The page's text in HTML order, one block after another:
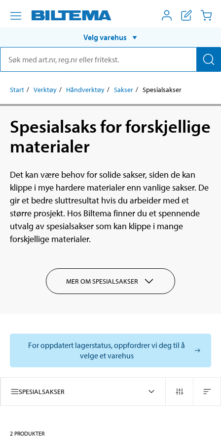
Velg varehus
Start Verktøy Håndverktøy Sakser Spesialsakser
Spesialsaks for forskjellige
materialer
Det kan være behov for solide sakser, siden de kan
klippe i mye hardere materialer enn vanlige sakser. De
gir et bedre sluttresultat hvis du arbeider med et
større prosjekt. Hos Biltema finner du et spennende
utvalg av spesialsakser som kan klippe i mange
forskjellige materialer.
MER OM SPESIALSAKSER
For oppdatert lagerstatus, oppfordrer vi deg til å
velge et varehus
SPESIALSAKSER
2 PRODUKTER